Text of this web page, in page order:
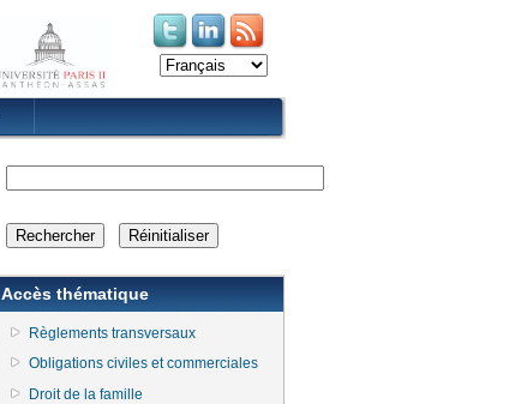
(le lien est externe)
(le lien est externe)
Accès thématique
Règlements transversaux
Obligations civiles et commerciales
Droit de la famille